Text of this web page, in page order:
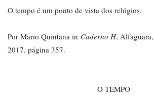
O tempo é um ponto de vista dos relógios.
Por Mario Quintana in Caderno H, Alfaguara,
2017, página 357.
O TEMPO